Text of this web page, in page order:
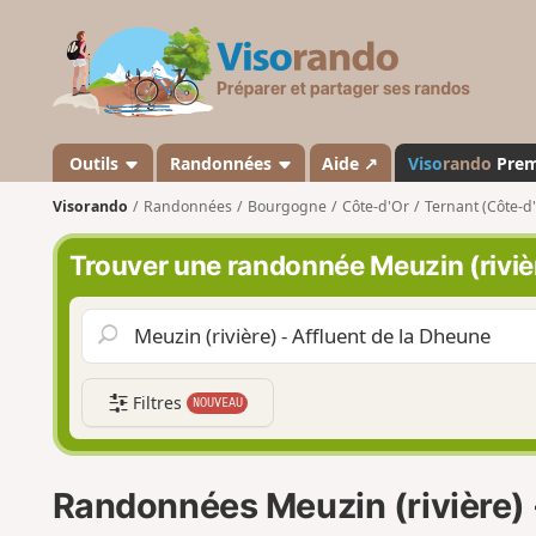
s
a
n
d
o
Outils Randonnées Aide ↗ Visorando
Visorando Randonnées Bourgogne Côte-d'Or Ternant (Côte-
Trouver une randonnée Meuzin
Filtres NOUVEAU
Randonnées Meuzin